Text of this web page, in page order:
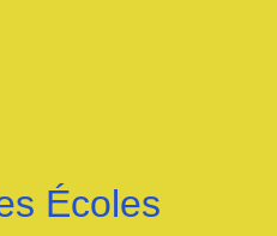
Écoles